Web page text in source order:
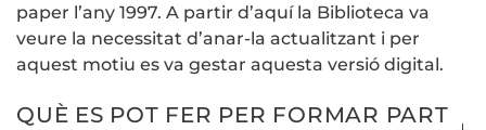
paper l’any 1997. A partir d’aquí la Biblioteca va
veure la necessitat d’anar-la actualitzant i per
aquest motiu es va gestar aquesta versió digital.
QUÈ ES POT FER PER FORMAR PART